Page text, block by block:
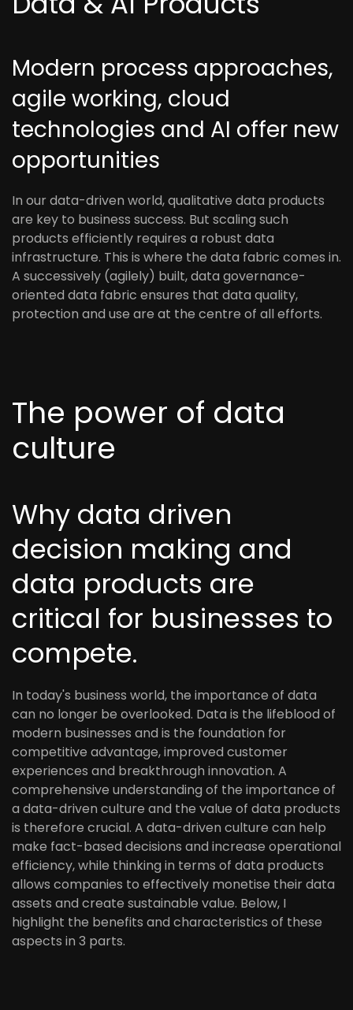
Modern process approaches,
agile working, cloud
technologies and AI offer new
opportunities
In our data-driven world, qualitative data products
are key to business success. But scaling such
products efficiently requires a robust data
infrastructure. This is where the data fabric comes in.
A successively (agilely) built, data governance-
oriented data fabric ensures that data quality,
protection and use are at the centre of all efforts.
The power of data
culture
Why data driven
decision making and
data products are
critical for businesses to
compete.
In today's business world, the importance of data
can no longer be overlooked. Data is the lifeblood of
modern businesses and is the foundation for
competitive advantage, improved customer
experiences and breakthrough innovation. A
comprehensive understanding of the importance of
a data-driven culture and the value of data products
is therefore crucial. A data-driven culture can help
make fact-based decisions and increase operational
efficiency, while thinking in terms of data products
allows companies to effectively monetise their data
assets and create sustainable value. Below, I
highlight the benefits and characteristics of these
aspects in 3 parts.